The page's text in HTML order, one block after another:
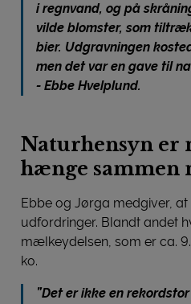
i regnvand, og på
vilde blomster, som
bier. Udgravningen
men det var en gave til
- Ebbe Hvelplund.
Naturhensyn er
hænge sammen
Ebbe og Jørga medgiver,
udfordringer. Blandt andet
mælkeydelsen, som er ca.
ko.
”Det er ikke en